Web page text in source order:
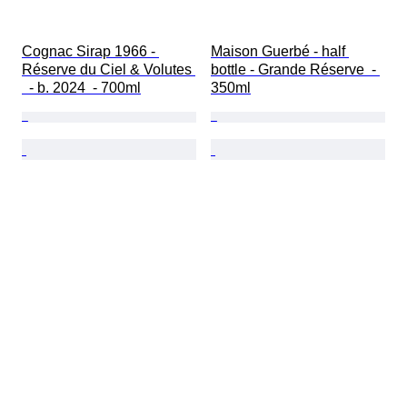
Cognac Sirap 1966 -
Réserve du Ciel & Volutes
  - b. 2024  - 700ml
Maison Guerbé - half
bottle - Grande Réserve  -
350ml